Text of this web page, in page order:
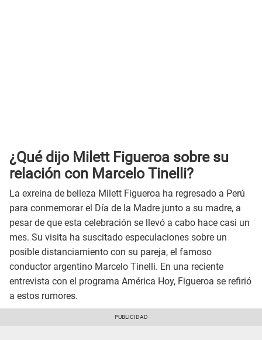
¿Qué dijo Milett Figueroa sobre su
relación con Marcelo Tinelli?
La exreina de belleza Milett Figueroa ha regresado a Perú
para conmemorar el Día de la Madre junto a su madre, a
pesar de que esta celebración se llevó a cabo hace casi un
mes. Su visita ha suscitado especulaciones sobre un
posible distanciamiento con su pareja, el famoso
conductor argentino Marcelo Tinelli. En una reciente
entrevista con el programa América Hoy, Figueroa se refirió
a estos rumores.